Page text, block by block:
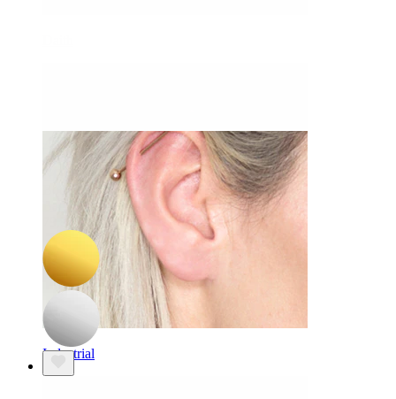
Industrial
-15%
3 for 2
NOU
Bodymod Premium
Barbell curbată din titan cu fluturaș
79,90 Lei94,00 Lei